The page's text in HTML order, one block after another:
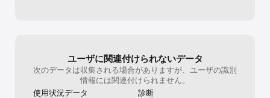
ユーザに関連付けられないデータ
次のデータは収集される場合がありますが、ユーザの識別
情報には関連付けられません。
使用状況データ
診断